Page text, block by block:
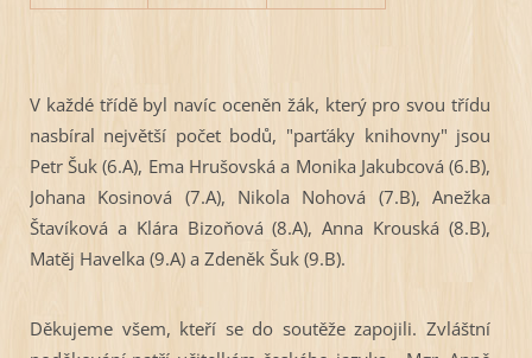
V každé třídě byl navíc oceněn žák, který pro svou třídu
nasbíral největší počet bodů, "parťáky knihovny" jsou
Petr Šuk (6.A), Ema Hrušovská a Monika Jakubcová (6.B),
Johana Kosinová (7.A), Nikola Nohová (7.B), Anežka
Štavíková a Klára Bizoňová (8.A), Anna Krouská (8.B),
Matěj Havelka (9.A) a Zdeněk Šuk (9.B).
Děkujeme všem, kteří se do soutěže zapojili. Zvláštní